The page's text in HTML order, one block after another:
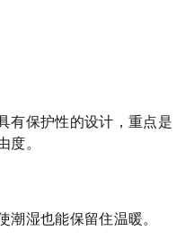
有保护性的设计，重点是
。
湿也能保留住温暖。